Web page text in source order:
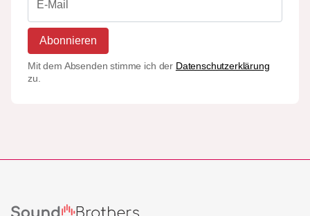
Abonnieren
Mit dem Absenden stimme ich der Datenschutzerklärung
zu.